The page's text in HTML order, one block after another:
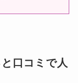
口コミで人